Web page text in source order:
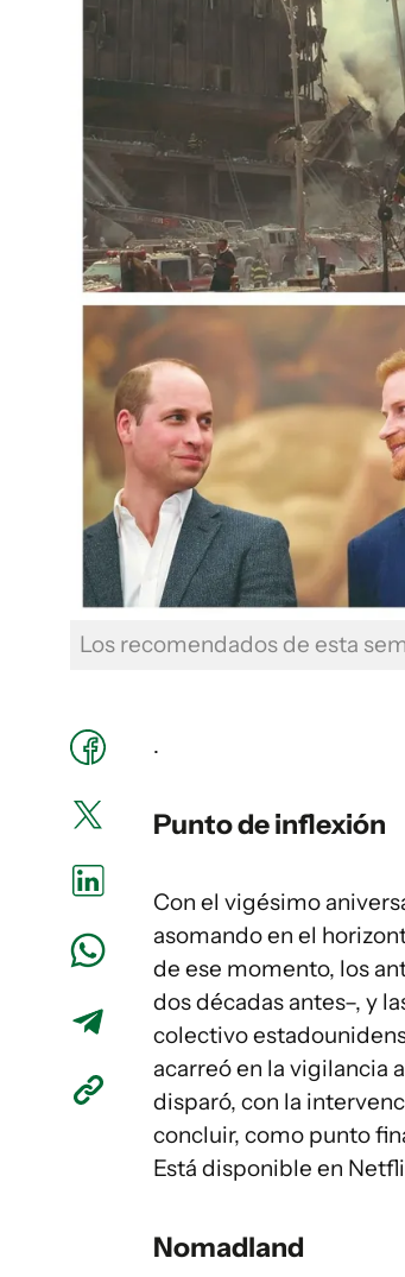
Los recomendados de esta
.
Punto de inflexión
Con el vigésimo
asomando en el
de ese momento, los
dos décadas antes–, y
colectivo
acarreó en la vigilancia
disparó, con la
concluir, como punto
Está disponible en
Nomadland